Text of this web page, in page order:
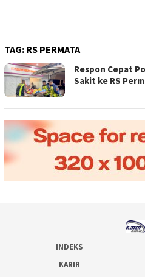
TAG: RS PERMATA
Respon Cepat
Sakit ke RS
INDEKS
KARIR